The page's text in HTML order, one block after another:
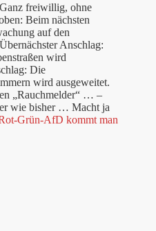
freiwillig, ohne
Beim nächsten
auf den
Anschlag:
wird
Die
wird ausgeweitet.
„Rauchmelder“ … –
wie bisher … Macht ja
Grün-AfD kommt man